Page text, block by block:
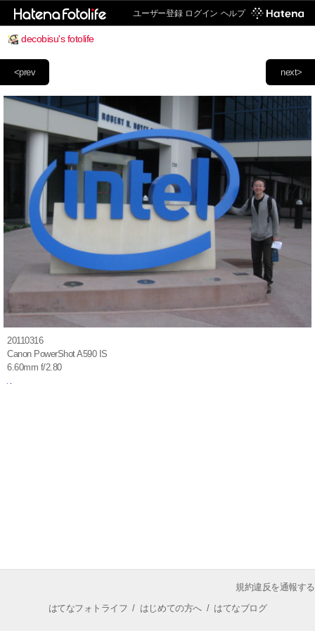
ユーザー登録 ログイン ヘルプ
decobisu's fotolife
next>
<prev
20110316
Canon PowerShot A590 IS
6.60mm f/2.80
規約違反を通報する
はてなフォトライフ / はじめての方へ/ はてなブログ